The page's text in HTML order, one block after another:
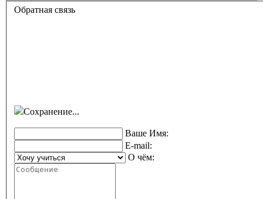
Обратная связь
Сохранение...
Ваше Имя:
E-mail:
О чём: